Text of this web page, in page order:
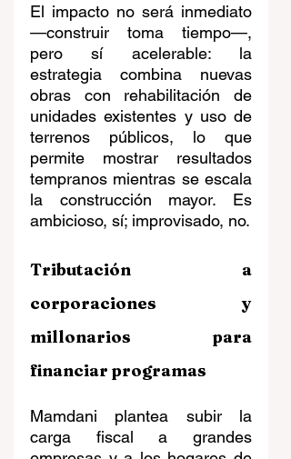
El impacto no será inmediato
—construir toma tiempo—,
pero sí acelerable: la
estrategia combina nuevas
obras con rehabilitación de
unidades existentes y uso de
terrenos públicos, lo que
permite mostrar resultados
tempranos mientras se escala
la construcción mayor. Es
ambicioso, sí; improvisado, no.
Tributación a
corporaciones y
millonarios para
financiar programas
Mamdani plantea subir la
carga fiscal a grandes